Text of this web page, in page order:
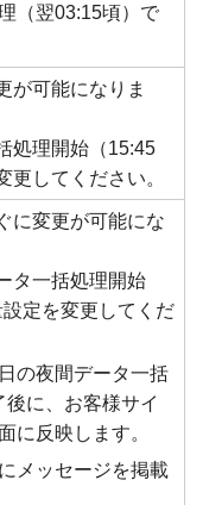
（翌03:15頃）で
が可能になりま
処理開始（15:45
更してください。
に変更が可能にな
タ一括処理開始
設定を変更してくだ
の夜間データ一括
に、お客様サイ
に反映します。
メッセージを掲載